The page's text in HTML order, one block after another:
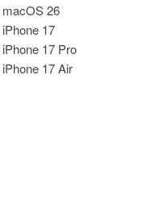
macOS 26
iPhone 17
iPhone 17 Pro
iPhone 17 Air